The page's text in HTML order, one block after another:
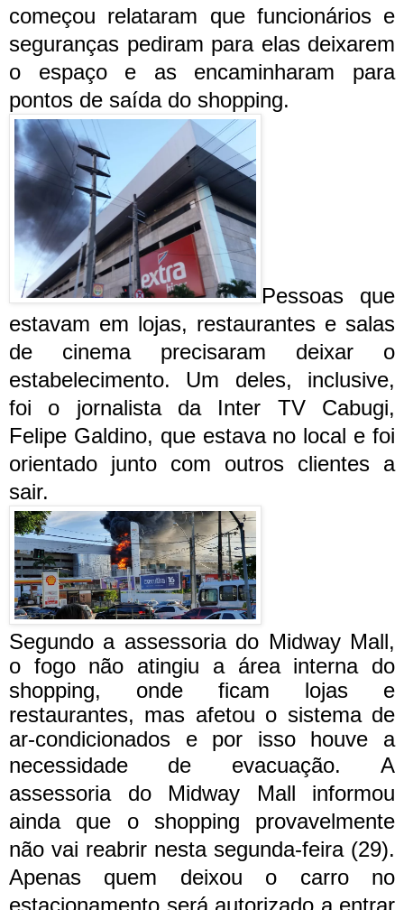
começou relataram que funcionários e
seguranças pediram para elas deixarem
o espaço e as encaminharam para
pontos de saída do shopping.
Pessoas que
estavam em lojas, restaurantes e salas
de cinema precisaram deixar o
estabelecimento. Um deles, inclusive,
foi o jornalista da Inter TV Cabugi,
Felipe Galdino, que estava no local e foi
orientado junto com outros clientes a
sair.
Segundo a assessoria do Midway Mall,
o fogo não atingiu a área interna do
shopping, onde ficam lojas e
restaurantes, mas afetou o sistema de
ar-condicionados e por isso houve a
necessidade de evacuação. A
assessoria do Midway Mall informou
ainda que o shopping provavelmente
não vai reabrir nesta segunda-feira (29).
Apenas quem deixou o carro no
estacionamento será autorizado a entrar